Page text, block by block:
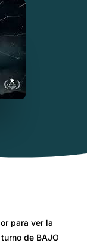
para ver la
de BAJO